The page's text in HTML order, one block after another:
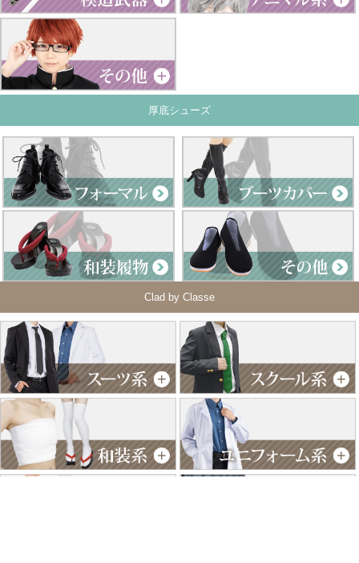
厚底シューズ
Clad by Classe